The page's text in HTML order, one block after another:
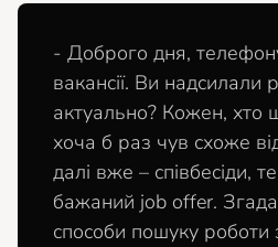
- Доброго дня,
вакансії. Ви
актуально? Кожен, хто
хоча б раз чув схоже
далі вже – співбесіди,
бажаний job offer.
способи пошуку роботи